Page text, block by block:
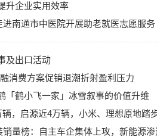
升企业实用效率
进南通市中医院开展助老就医志愿服务
及出口活动
消费方案促销退潮折射盈利压力
「鹤小飞一家」冰雪叙事的价值升维
，启源近4万辆，小米、理想原地踏
量榜：自主车企集体上攻，新能源